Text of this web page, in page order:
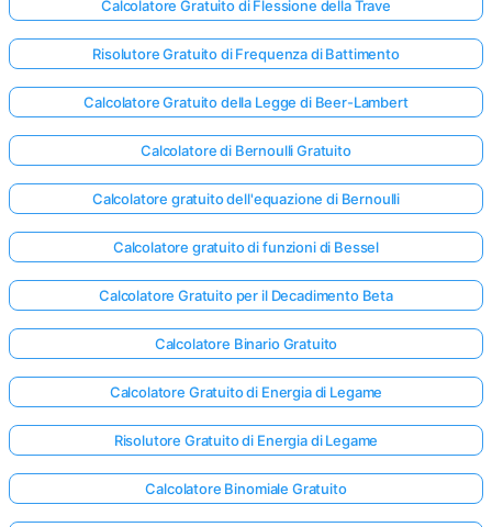
Calcolatore Gratuito di Flessione della Trave
Risolutore Gratuito di Frequenza di Battimento
Calcolatore Gratuito della Legge di Beer-Lambert
Calcolatore di Bernoulli Gratuito
Calcolatore gratuito dell'equazione di Bernoulli
Calcolatore gratuito di funzioni di Bessel
Calcolatore Gratuito per il Decadimento Beta
Calcolatore Binario Gratuito
Calcolatore Gratuito di Energia di Legame
Risolutore Gratuito di Energia di Legame
Calcolatore Binomiale Gratuito